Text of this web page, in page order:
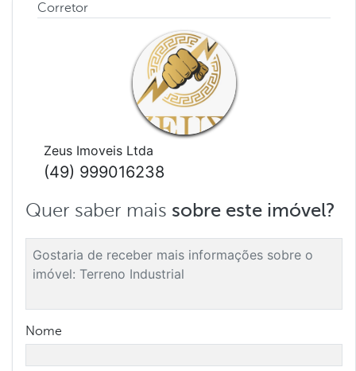
Corretor
Zeus Imoveis Ltda
(49) 999016238
Quer saber mais sobre este imóvel?
Nome